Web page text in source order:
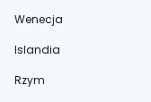
Wenecja
Islandia
Rzym